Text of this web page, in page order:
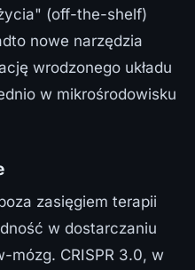
(off-the-shelf)
nowe narzędzia
wrodzonego układu
w mikrośrodowisku
zasięgiem terapii
w dostarczaniu
mózg. CRISPR 3.0, w